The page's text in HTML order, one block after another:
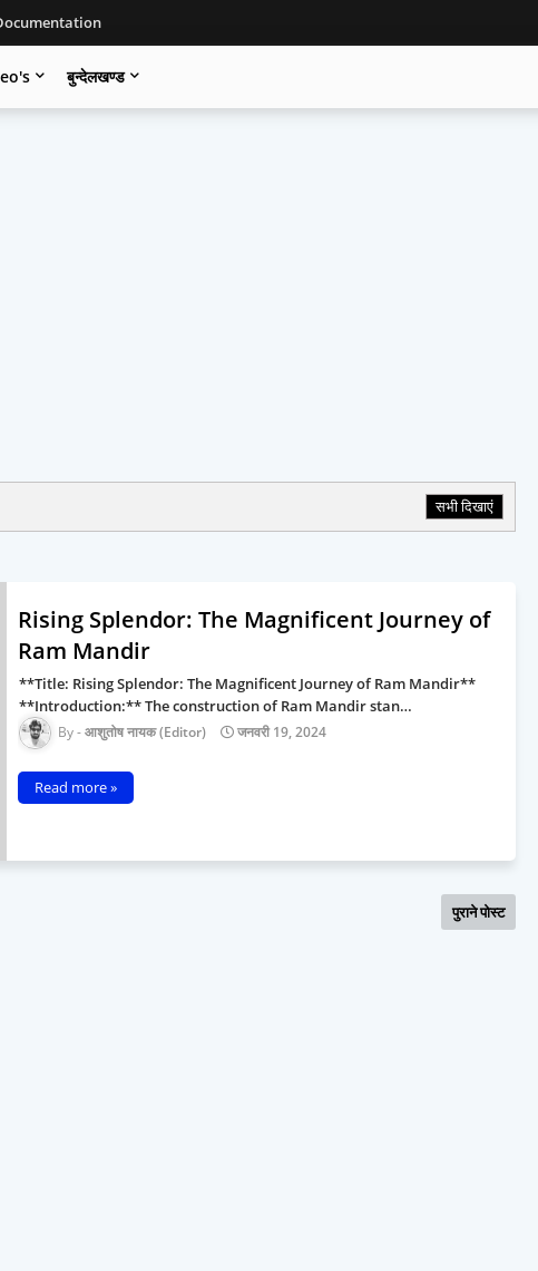
बुन्देलखण्ड
सभी दिखाएं
Rising Splendor: The Magnificent Journey of
Ram Mandir
**Title: Rising Splendor: The Magnificent Journey of Ram Mandir**
**Introduction:** The construction of Ram Mandir stan…
आशुतोष नायक (Editor) जनवरी 19, 2024
Read more »
पुराने पोस्ट